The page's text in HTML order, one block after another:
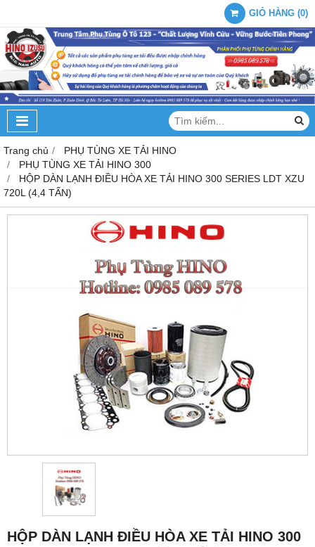
GIỎ HÀNG (0)
Trang chủ
PHỤ TÙNG XE TẢI HINO
PHỤ TÙNG XE TẢI HINO 300
HỘP DÀN LẠNH ĐIỀU HÒA XE TẢI HINO 300 SERIES LDT XZU
720L (4,4 TẤN)
HỘP DÀN LẠNH ĐIỀU HÒA XE TẢI HINO 300